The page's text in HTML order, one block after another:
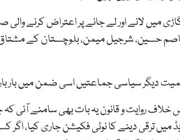
میں لانے اور لے جانے پر اعتراض کرنے
حسین، شرجیل میمن، بلوچستان کے
دیگر سیاسی جماعتیں اسی ضمن میں بار بار
روایت و قانون یہ بات بھی سامنے آئی کہ
میں ترقی دینے کا نوٹی فکیشن جاری کیا،